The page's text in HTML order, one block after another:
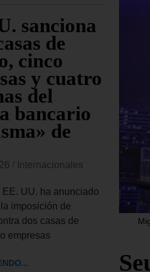
sanciona
de
cinco
y cuatro
del
bancario
de
Internacionales
EE. UU. ha anunciado
imposición de
dos casas de
empresas
El
UU.
el